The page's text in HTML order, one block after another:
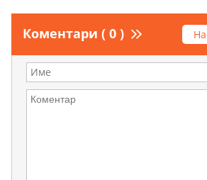
Коментари ( 0 )